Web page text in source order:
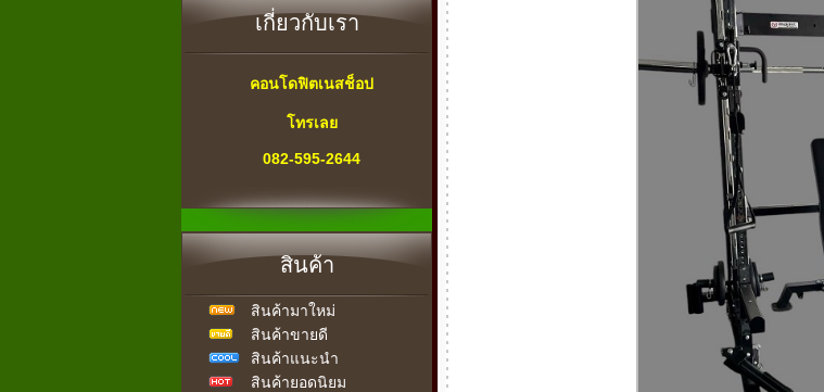
เกี่ยวกับเรา
คอนโดฟิตเนสช็อป
โทรเลย
082-595-2644
" สายด่วน "
เครื่องออกกำลังกาย
ทุกคำถาม-ทุกปัญหา
เรามีคำตอบ
เรายินดีให้บริการ
สินค้า
สินค้ามาใหม่
สินค้าขายดี
สินค้าแนะนำ
สินค้ายอดนิยม